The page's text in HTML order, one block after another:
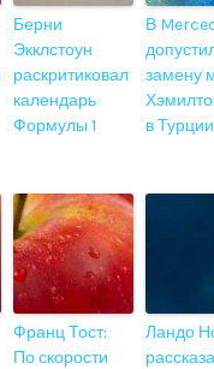
Берни
Экклстоун
раскритиковал
календарь
Формулы 1
В
замену
в Турции
Франц Тост:
По скорости
Ландо